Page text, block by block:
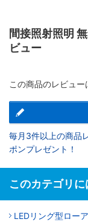
間接照射照明
ビュー
この商品のレビュー
毎月3件以上の商品
ポンプレゼント！
このカテゴリに
LEDリング型ロー